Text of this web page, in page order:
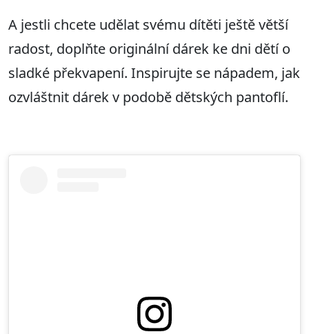
A jestli chcete udělat svému dítěti ještě větší
radost, doplňte originální dárek ke dni dětí o
sladké překvapení. Inspirujte se nápadem, jak
ozvláštnit dárek v podobě dětských pantoflí.